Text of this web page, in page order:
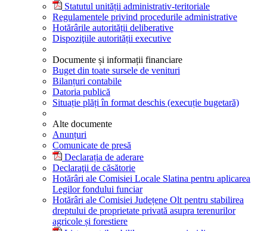
Statutul unității administrativ-teritoriale
Regulamentele privind procedurile administrative
Hotărârile autorității deliberative
Dispoziţiile autorității executive
Documente și informații financiare
Buget din toate sursele de venituri
Bilanțuri contabile
Datoria publică
Situație plăți în format deschis (execuție bugetară)
Alte documente
Anunțuri
Comunicate de presă
Declarația de aderare
Declaraţii de căsătorie
Hotărâri ale Comisiei Locale Slatina pentru aplicarea
Legilor fondului funciar
Hotărâri ale Comisiei Județene Olt pentru stabilirea
dreptului de proprietate privată asupra terenurilor
agricole și forestiere